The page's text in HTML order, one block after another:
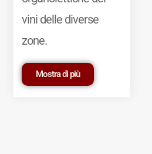
vini delle diverse
zone.
Mostra di più